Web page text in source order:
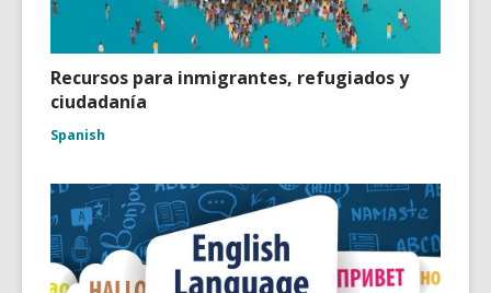
Recursos para inmigrantes, refugiados y
ciudadanía
Spanish